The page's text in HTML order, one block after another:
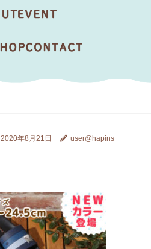
2020年8月21日 user@hapins